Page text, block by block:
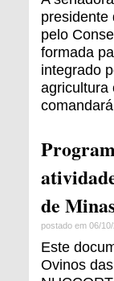
presidente
pelo
formada
integrado
agricultura
de
postado em 06/10/
Este
Ovinos